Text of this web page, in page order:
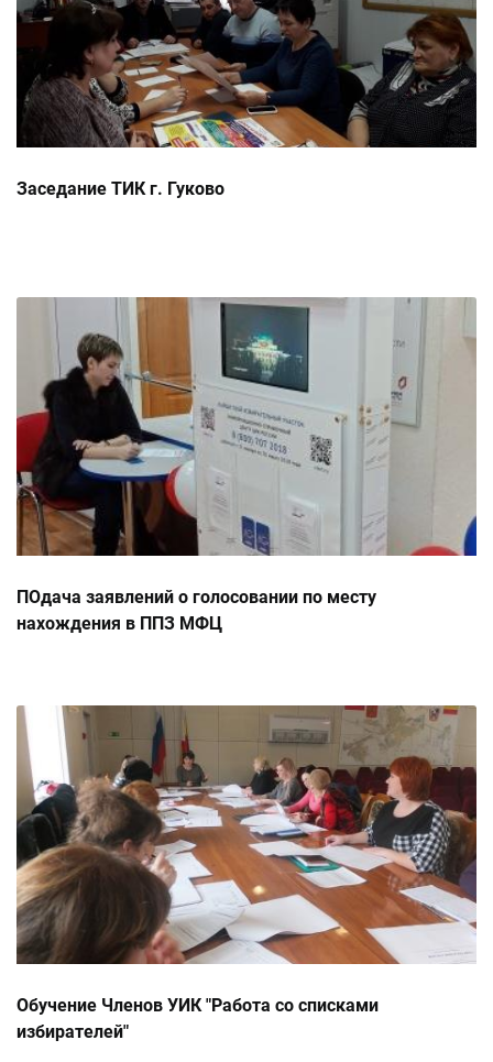
Заседание ТИК г. Гуково
ПОдача заявлений о голосовании по месту
нахождения в ППЗ МФЦ
Обучение Членов УИК "Работа со списками
избирателей"